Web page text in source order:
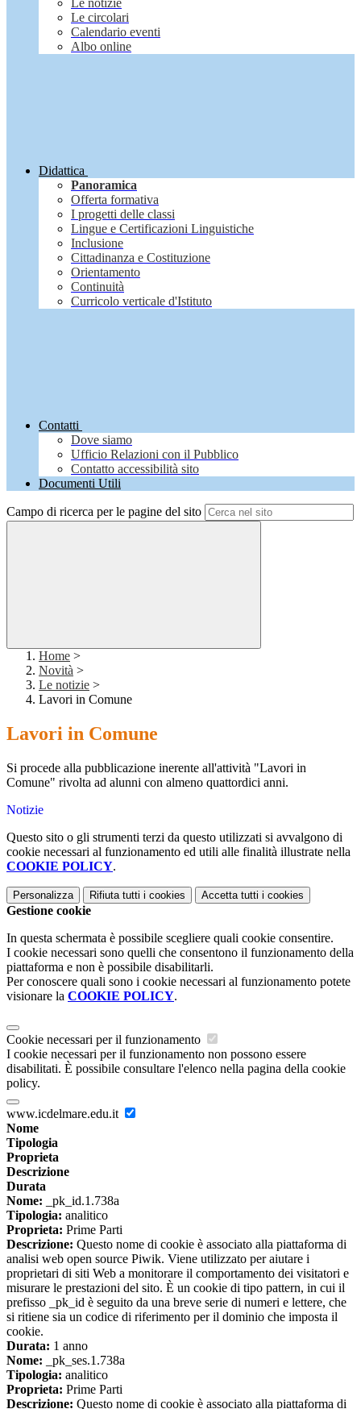
Le notizie
Le circolari
Calendario eventi
Albo online
Didattica
Panoramica
Offerta formativa
I progetti delle classi
Lingue e Certificazioni Linguistiche
Inclusione
Cittadinanza e Costituzione
Orientamento
Continuità
Curricolo verticale d'Istituto
Contatti
Dove siamo
Ufficio Relazioni con il Pubblico
Contatto accessibilità sito
Documenti Utili
Campo di ricerca per le pagine del sito
Home >
Novità >
Le notizie >
Lavori in Comune
Lavori in Comune
Si procede alla pubblicazione inerente all'attività "Lavori in
Comune" rivolta ad alunni con almeno quattordici anni.
Notizie
Questo sito o gli strumenti terzi da questo utilizzati si avvalgono di
cookie necessari al funzionamento ed utili alle finalità illustrate nella
COOKIE POLICY.
Personalizza Rifiuta tutti i cookies Accetta tutti i cookies
Gestione cookie
In questa schermata è possibile scegliere quali cookie consentire.
I cookie necessari sono quelli che consentono il funzionamento della
piattaforma e non è possibile disabilitarli.
Per conoscere quali sono i cookie necessari al funzionamento potete
visionare la COOKIE POLICY.
Cookie necessari per il funzionamento
I cookie necessari per il funzionamento non possono essere
disabilitati. È possibile consultare l'elenco nella pagina della cookie
policy.
www.icdelmare.edu.it
Nome
Tipologia
Proprieta
Descrizione
Durata
Nome: _pk_id.1.738a
Tipologia: analitico
Proprieta: Prime Parti
Descrizione: Questo nome di cookie è associato alla piattaforma di
analisi web open source Piwik. Viene utilizzato per aiutare i
proprietari di siti Web a monitorare il comportamento dei visitatori e
misurare le prestazioni del sito. È un cookie di tipo pattern, in cui il
prefisso _pk_id è seguito da una breve serie di numeri e lettere, che
si ritiene sia un codice di riferimento per il dominio che imposta il
cookie.
Durata: 1 anno
Nome: _pk_ses.1.738a
Tipologia: analitico
Proprieta: Prime Parti
Descrizione: Questo nome di cookie è associato alla piattaforma di